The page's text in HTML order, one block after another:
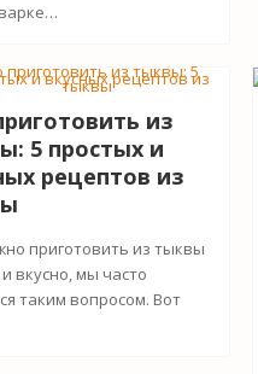
из
5 простых и
рецептов из
приготовить из тыквы
вкусно, мы часто
таким вопросом. Вот